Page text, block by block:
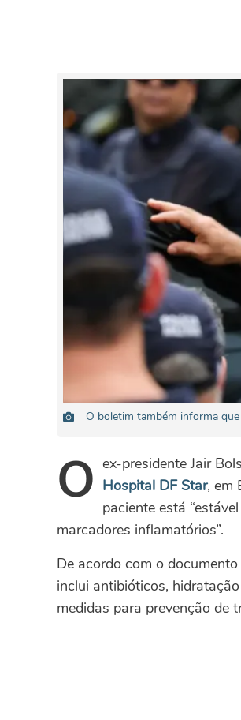
O boletim também informa
Oex-presidente Jair
Hospital DF Star, em
paciente está
marcadores inflamatórios”.
De acordo com o
inclui antibióticos,
medidas para prevenção de